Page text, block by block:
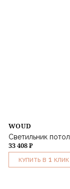
WOUD
Светильник
33 408 ₽
КУПИТЬ В 1 КЛИК